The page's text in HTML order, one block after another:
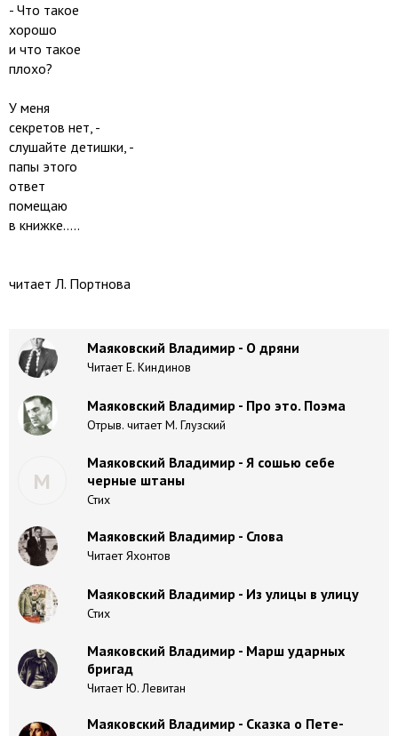
- Что такое
хорошо
и что такое
плохо?
У меня
секретов нет, -
слушайте детишки, -
папы этого
ответ
помещаю
в книжке.....
читает Л. Портнова
Маяковский Владимир - О дряни
Читает Е. Киндинов
Маяковский Владимир - Про это. Поэма
Отрыв. читает М. Глузский
М
Маяковский Владимир - Я сошью себе
черные штаны
Стих
Маяковский Владимир - Слова
Читает Яхонтов
Маяковский Владимир - Из улицы в улицу
Стих
Маяковский Владимир - Марш ударных
бригад
Читает Ю. Левитан
Маяковский Владимир - Сказка о Пете-